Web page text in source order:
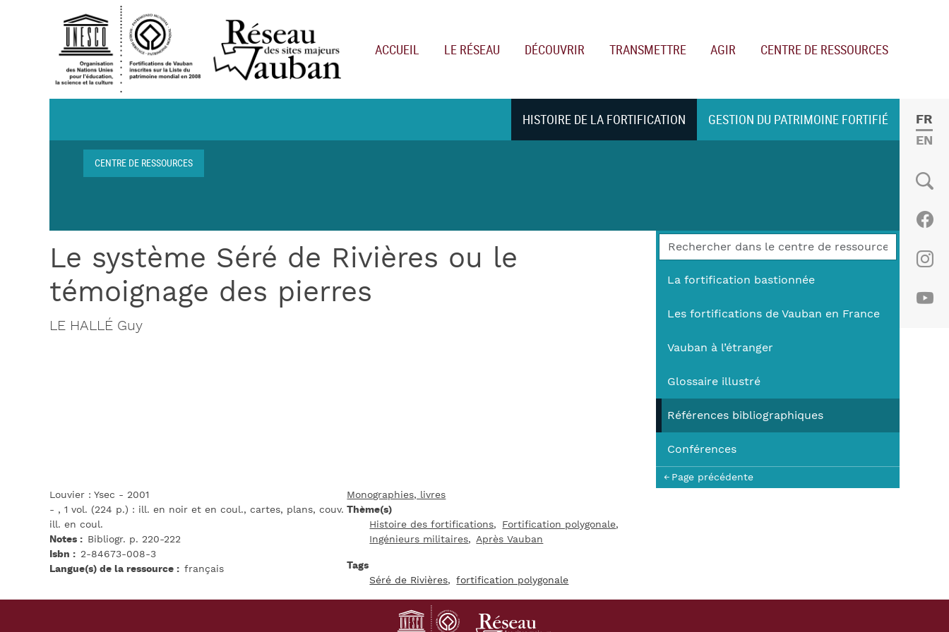
Aller au contenu principal
ACCUEIL LE RÉSEAU DÉCOUVRIR TRANSMETTRE AGIR CENTRE DE RESSOURCES
Social
Fil d'Ariane
CENTRE DE RESSOURCES
HISTOIRE DE LA FORTIFICATION GESTION DU PATRIMOINE FORTIFIÉ
La fortification bastionnée
Les fortifications de Vauban en France
Vauban à l’étranger
Glossaire illustré
Références bibliographiques
Conférences
Page précédente
Le système Séré de Rivières ou le
témoignage des pierres
LE HALLÉ Guy
Louvier : Ysec - 2001
- , 1 vol. (224 p.) : ill. en noir et en coul., cartes, plans, couv.
ill. en coul.
Notes
Bibliogr. p. 220-222
Isbn
2-84673-008-3
Langue(s) de la ressource
français
Monographies, livres
Thème(s)
Histoire des fortifications
Fortification polygonale
Ingénieurs militaires
Après Vauban
Tags
Séré de Rivières
fortification polygonale